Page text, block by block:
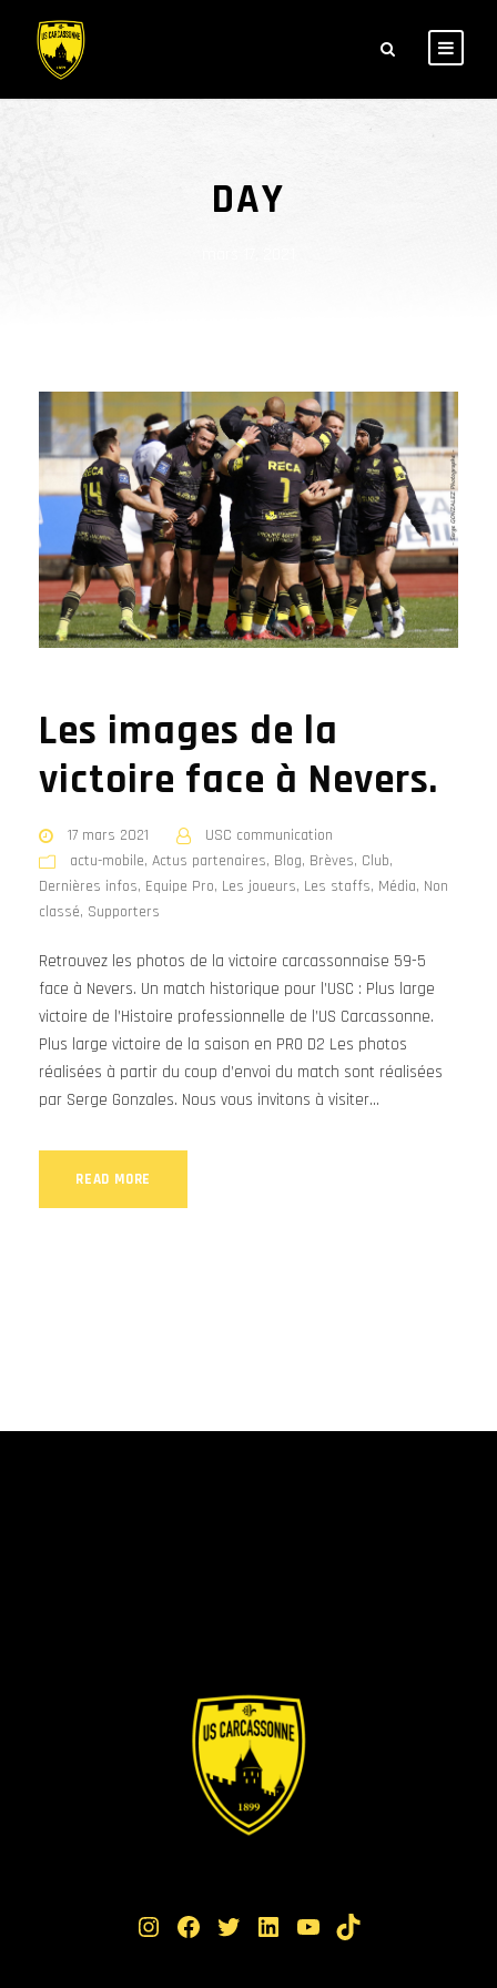
DAY
Les images de la
victoire face à Nevers.
17 mars 2021
USC communication
actu-mobile, Actus partenaires, Blog, Brèves, Club,
Dernières infos, Equipe Pro, Les joueurs, Les staffs, Média, Non
classé, Supporters
Retrouvez les photos de la victoire carcassonnaise 59-5
face à Nevers. Un match historique pour l’USC : Plus large
victoire de l’Histoire professionnelle de l’US Carcassonne.
Plus large victoire de la saison en PRO D2 Les photos
réalisées à partir du coup d’envoi du match sont réalisées
par Serge Gonzales. Nous vous invitons à visiter...
READ MORE
Instagram Facebook Twitter LinkedIn YouTube TikTok